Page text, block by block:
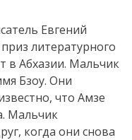
Евгений
литературного
в Абхазии. Мальчик
Бзоу. Они
что Амзе
Мальчик
когда они снова